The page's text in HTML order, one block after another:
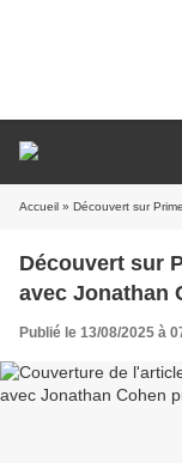
Accueil » Découvert sur Prime
Découvert sur
avec Jonathan
Publié le 13/08/2025 à